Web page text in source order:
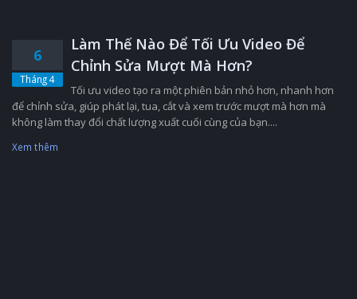
6
Tháng 4
Làm Thế Nào Để Tối Ưu Video Để
Chỉnh Sửa Mượt Mà Hơn?
Tối ưu video tạo ra một phiên bản nhỏ hơn, nhanh hơn
để chỉnh sửa, giúp phát lại, tua, cắt và xem trước mượt mà hơn mà
không làm thay đổi chất lượng xuất cuối cùng của bạn....
Xem thêm